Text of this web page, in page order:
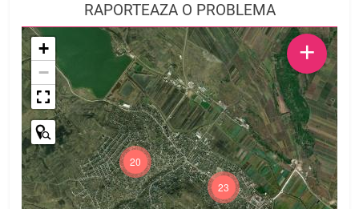
RAPORTEAZA O PROBLEMA
23
20
+
−
+